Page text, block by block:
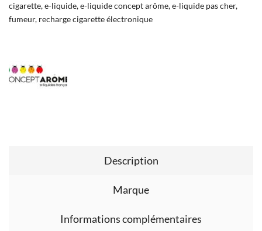
cigarette,e-liquide,e-liquide concept arôme,e-liquide pas cher,
fumeur, recharge cigarette électronique
Description
Marque
Informations complémentaires